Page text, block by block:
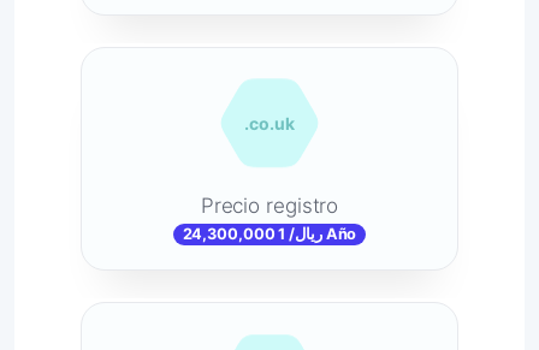
.co.uk
Precio registro
24,300,000 ریال/ 1 Año